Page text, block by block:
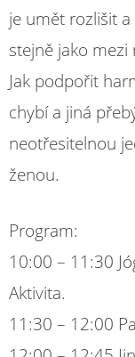
je umět rozlišit
stejně jako mezi
Jak podpořit
chybí a jiná
neotřesitelnou
ženou.
Program:
10:00 – 11:30
Aktivita.
11:30 – 12:00